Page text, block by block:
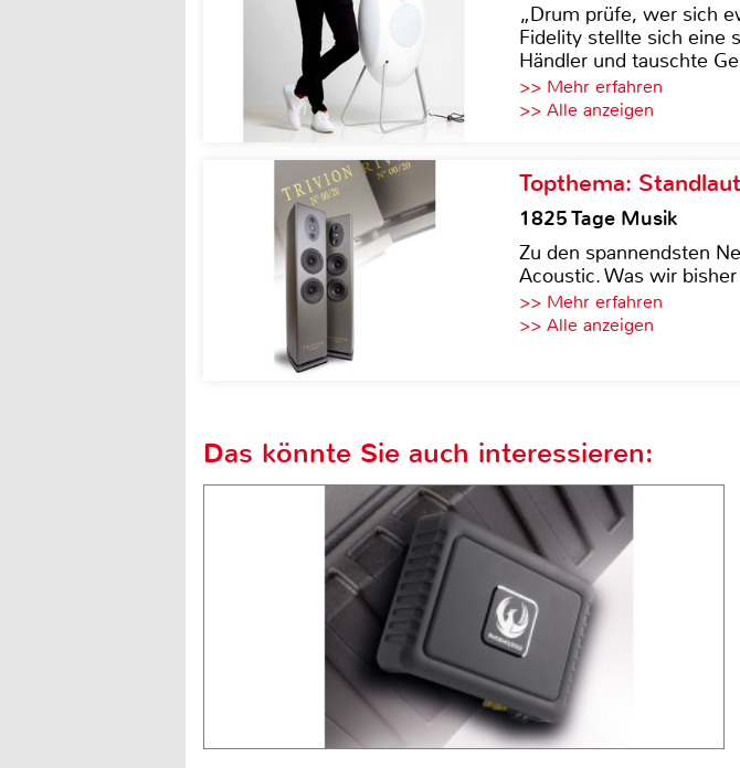
„Drum prüfe, wer sich
Fidelity stellte sich eine
Händler und tauschte
>> Mehr erfahren
>> Alle anzeigen
Topthema:
1825 Tage Musik
Zu den spannendsten
Acoustic. Was wir
>> Mehr erfahren
>> Alle anzeigen
Das könnte Sie auch interessieren: